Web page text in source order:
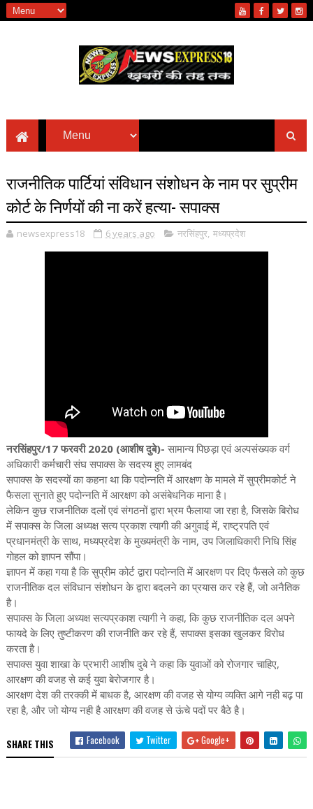
राजनीतिक पार्टियां संविधान संशोधन के नाम पर सुप्रीम
कोर्ट के निर्णयों की ना करें हत्या- सपाक्स
newsexpress18 6 years ago नरसिंहपुर, मध्यप्रदेश
नरसिंहपुर/17 फरवरी 2020 (आशीष दुबे)- सामान्य पिछड़ा एवं अल्पसंख्यक वर्ग
अधिकारी कर्मचारी संघ सपाक्स के सदस्य हुए लामबंद
सपाक्स के सदस्यों का कहना था कि पदोन्नति में आरक्षण के मामले में सुप्रीमकोर्ट ने
फैसला सुनाते हुए पदोन्नति में आरक्षण को असंबेधनिक माना है।
लेकिन कुछ राजनीतिक दलों एवं संगठनों द्वारा भ्रम फैलाया जा रहा है, जिसके बिरोध
में सपाक्स के जिला अध्यक्ष सत्य प्रकाश त्यागी की अगुवाई में, राष्ट्रपति एवं
प्रधानमंत्री के साथ, मध्यप्रदेश के मुख्यमंत्री के नाम, उप जिलाधिकारी निधि सिंह
गोहल को ज्ञापन सौंपा।
ज्ञापन में कहा गया है कि सुप्रीम कोर्ट द्वारा पदोन्नति में आरक्षण पर दिए फैसले को कुछ
राजनीतिक दल संविधान संशोधन के द्वारा बदलने का प्रयास कर रहे हैं, जो अनैतिक
है।
सपाक्स के जिला अध्यक्ष सत्यप्रकाश त्यागी ने कहा, कि कुछ राजनीतिक दल अपने
फायदे के लिए तुष्टीकरण की राजनीति कर रहे हैं, सपाक्स इसका खुलकर विरोध
करता है।
सपाक्स युवा शाखा के प्रभारी आशीष दुबे ने कहा कि युवाओं को रोजगार चाहिए,
आरक्षण की वजह से कई युवा बेरोजगार है।
आरक्षण देश की तरक्की में बाधक है, आरक्षण की वजह से योग्य व्यक्ति आगे नही बढ़ पा
रहा है, और जो योग्य नही है आरक्षण की वजह से ऊंचे पदों पर बैठे है।
SHARE THIS Facebook Twitter Google+